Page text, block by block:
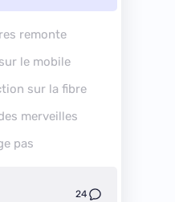
remonte
le mobile
sur la fibre
merveilles
pas
24